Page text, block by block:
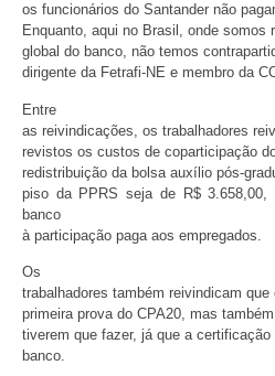
os funcionários do Santander não
Enquanto, aqui no Brasil, onde somos
global do banco, não temos
dirigente da Fetrafi-NE e membro da
Entre
as reivindicações, os trabalhadores
revistos os custos de coparticipação
redistribuição da bolsa auxílio pós-
piso da PPRS seja de R$ 3.658,00,
banco
à participação paga aos empregados.
Os
trabalhadores também reivindicam
primeira prova do CPA20, mas
tiverem que fazer, já que a
banco.